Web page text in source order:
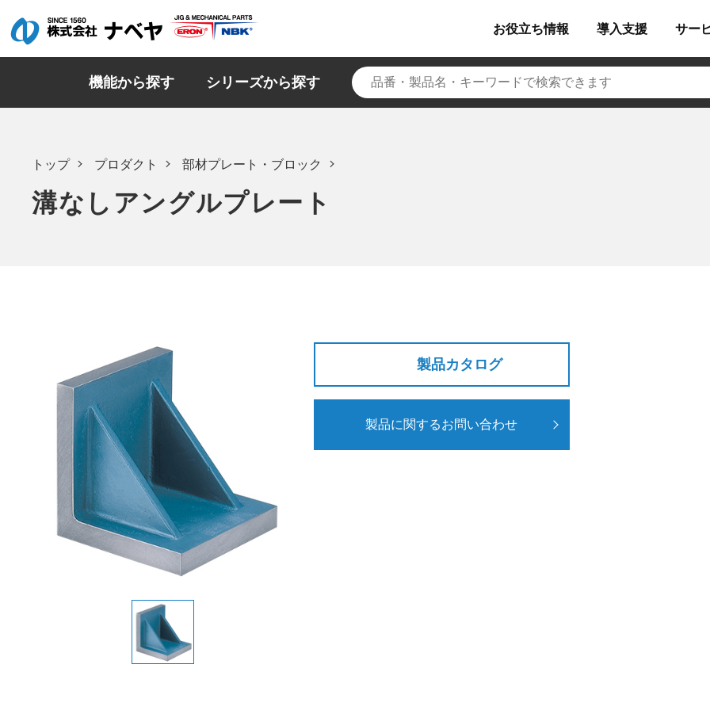
お役立ち情報 導入支援 サー
機能から探す シリーズから探す
トップ プロダクト 部材プレート・ブロック
溝なしアングルプレート
製品カタログ
製品に関するお問い合わせ